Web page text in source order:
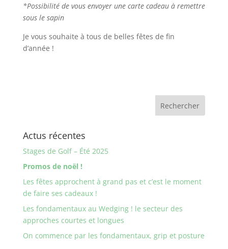
*Possibilité de vous envoyer une carte cadeau à remettre
sous le sapin
Je vous souhaite à tous de belles fêtes de fin
d’année !
Actus récentes
Stages de Golf – Été 2025
Promos de noël !
Les fêtes approchent à grand pas et c’est le moment
de faire ses cadeaux !
Les fondamentaux au Wedging ! le secteur des
approches courtes et longues
On commence par les fondamentaux, grip et posture